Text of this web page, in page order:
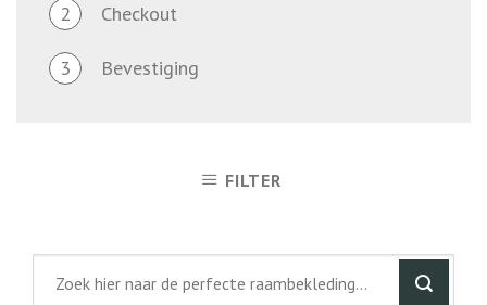
2 Checkout
3 Bevestiging
FILTER